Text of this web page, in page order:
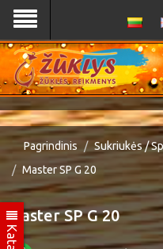
Pagrindinis Sukriukės /
Master SP G 20
Master SP G 20